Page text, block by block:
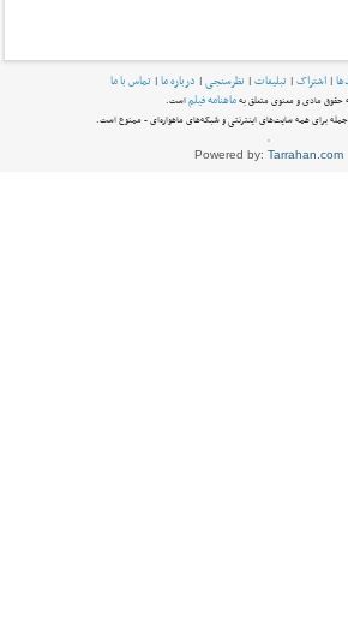
| اشتراک| تبلیغات| نظرسنجی| درباره ما| تماس با ما
حقوق مادی و معنوی متعلق بهماهنامه فیلماست.
برای همه سایت‌های اینترنتی و شبکه‌های ماهواره‌ای - ممنوع است.
Powered by: Tarrahan.com